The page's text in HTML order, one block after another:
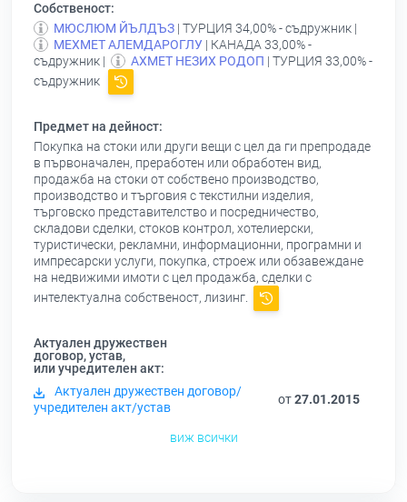
Собственост:
МЮСЛЮМ ЙЪЛДЪЗ | ТУРЦИЯ 34,00% - съдружник |
МЕХМЕТ АЛЕМДАРОГЛУ | КАНАДА 33,00% -
съдружник |
АХМЕТ НЕЗИХ РОДОП | ТУРЦИЯ 33,00% -
съдружник
Предмет на дейност:
Покупка на стоки или други вещи с цел да ги препродаде
в първоначален, преработен или обработен вид,
продажба на стоки от собствено производство,
производство и търговия с текстилни изделия,
търговско представителство и посредничество,
складови сделки, стоков контрол, хотелиерски,
туристически, рекламни, информационни, програмни и
импресарски услуги, покупка, строеж или обзавеждане
на недвижими имоти с цел продажба, сделки с
интелектуална собственост, лизинг.
Актуален дружествен
договор, устав,
или учредителен акт:
Актуален дружествен договор/
учредителен акт/устав
от27.01.2015
виж всички